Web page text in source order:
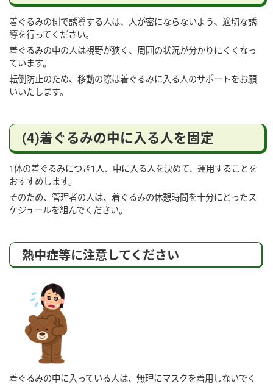
着ぐるみの側で誘導する人は、人が密にならないよう、適切な誘
導を行ってください。
着ぐるみの中の人は視野が狭く、周囲の状況が分かりにくくなっ
ています。
転倒防止のため、移動の際は着ぐるみに入る人のサポートをお願
いいたします。
(4)着ぐるみの中に入る人を固定
1体の着ぐるみにつき1人、中に入る人を決めて、運用することを
おすすめします。
そのため、管理者の人は、着ぐるみの休憩時間を十分にとったス
ケジュールを組んでください。
熱中症等に注意してください
着ぐるみの中に入っている人は、無理にマスクを着用しないでく